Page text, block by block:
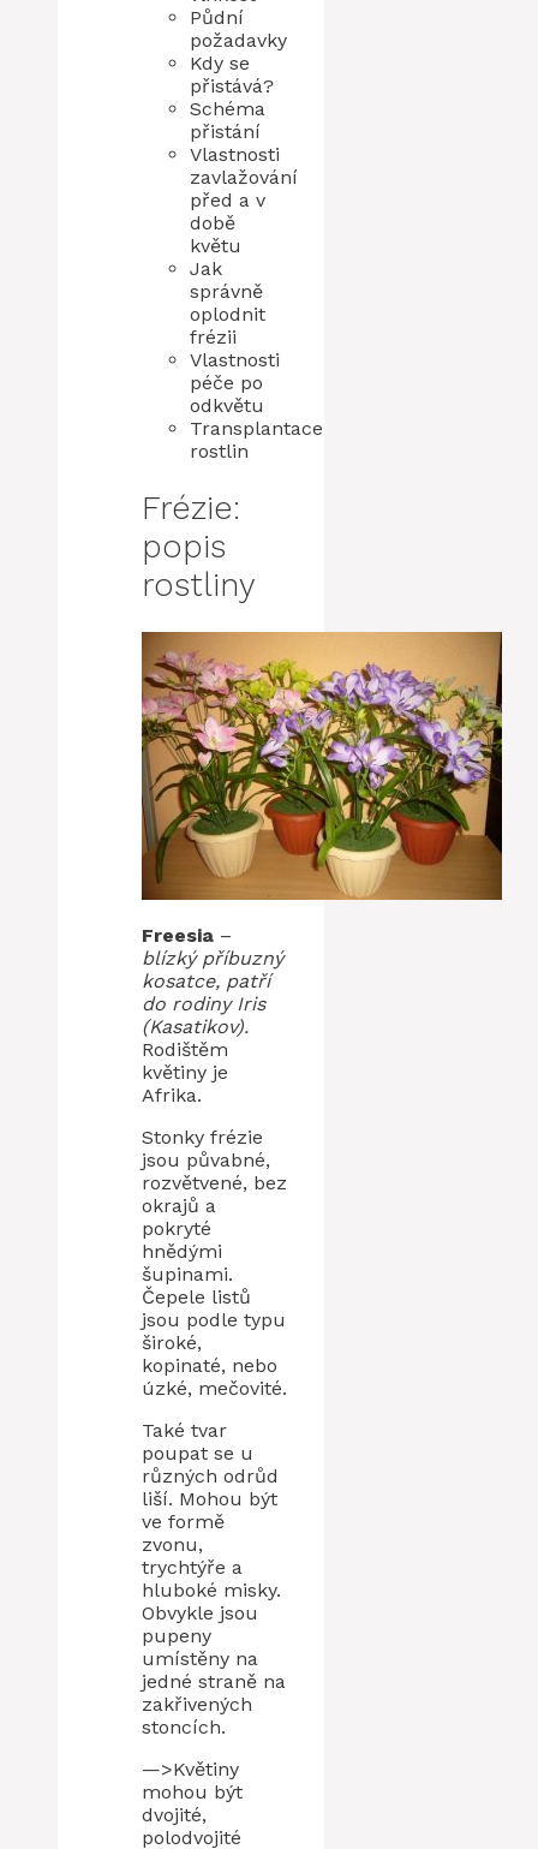
Půdní
požadavky
Kdy se
přistává?
Schéma
přistání
Vlastnosti
zavlažování
před a v
době
květu
Jak
správně
oplodnit
frézii
Vlastnosti
péče po
odkvětu
Transplantace
rostlin
Frézie:
popis
rostliny
Freesia –
blízký příbuzný
kosatce, patří
do rodiny Iris
(Kasatikov).
Rodištěm
květiny je
Afrika.
Stonky frézie
jsou půvabné,
rozvětvené, bez
okrajů a
pokryté
hnědými
šupinami.
Čepele listů
jsou podle typu
široké,
kopinaté, nebo
úzké, mečovité.
Také tvar
poupat se u
různých odrůd
liší. Mohou být
ve formě
zvonu,
trychtýře a
hluboké misky.
Obvykle jsou
pupeny
umístěny na
jedné straně na
zakřivených
stoncích.
—>Květiny
mohou být
dvojité,
polodvojité